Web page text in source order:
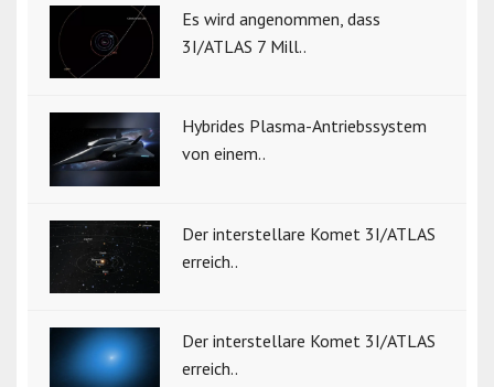
Es wird angenommen, dass
3I/ATLAS 7 Mill..
Hybrides Plasma-Antriebssystem
von einem..
Der interstellare Komet 3I/ATLAS
erreich..
Der interstellare Komet 3I/ATLAS
erreich..